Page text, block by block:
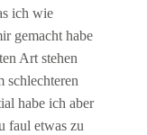
ich wie
gemacht habe
Art stehen
schlechteren
habe ich aber
faul etwas zu